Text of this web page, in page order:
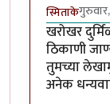
स्मिताके
खरोखर
ठिकाणी
तुमच्या
अनेक